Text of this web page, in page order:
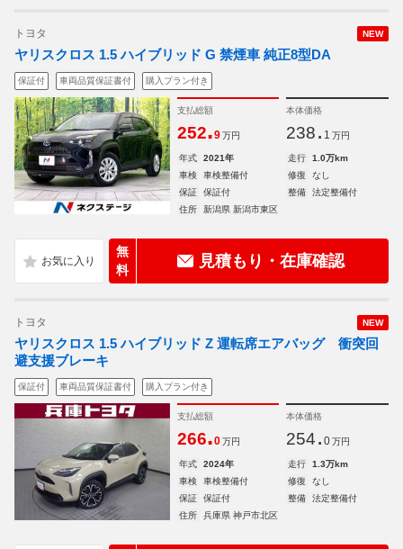
NEW
トヨタ
ヤリスクロス 1.5 ハイブリッド G 禁煙車 純正8型DA
保証付 車両品質保証書付 購入プラン付き
支払総額
252.9 万円
本体価格
238. 1 万円
年式 2021年 走行
1.0万km
車検
車検整備付 修復
なし
保証
保証付 整備
法定整備付
住所
新潟県 新潟市東区
無
料
見積もり・在庫確認
NEW
トヨタ
ヤリスクロス 1.5 ハイブリッド Z 運転席エアバッグ 衝突回
避支援ブレーキ
保証付 車両品質保証書付 購入プラン付き
支払総額
266.0 万円
本体価格
254. 0 万円
年式 2024年 走行
1.3万km
車検
車検整備付 修復
なし
保証
保証付 整備
法定整備付
住所
兵庫県 神戸市北区